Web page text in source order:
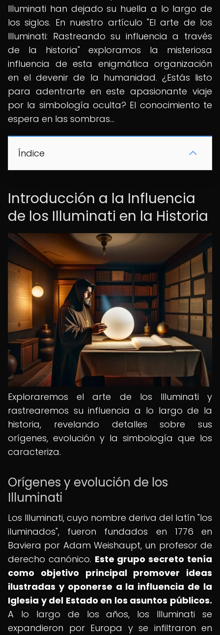
Illuminati han dejado su huella a lo largo de
los siglos. En nuestro artículo "El arte de los
Illuminati: Rastreando su influencia a través
de la historia" exploramos la misteriosa
influencia de esta enigmática organización
en el devenir de la humanidad. ¿Estás listo
para adentrarte en este apasionante viaje
por la simbología oculta? El conocimiento te
espera en las sombras...
Índice
Introducción a la Influencia
de los Illuminati en la Historia
Exploraremos el arte de los Illuminati y
rastrearemos su influencia a lo largo de la
historia, revelando detalles sobre sus
orígenes, evolución y la simbología que los
caracteriza.
Orígenes y evolución de los
Illuminati
Los Illuminati, cuyo nombre deriva del latín "los
iluminados", fueron fundados en 1776 en
Baviera por Adam Weishaupt, un profesor de
derecho canónico. Este grupo secreto tenía
como objetivo principal promover ideas
ilustradas y oponerse a la influencia de la
Iglesia y del Estado en los asuntos públicos.
A lo largo de los años, los Illuminati se
expandieron por Europa y se infiltraron en